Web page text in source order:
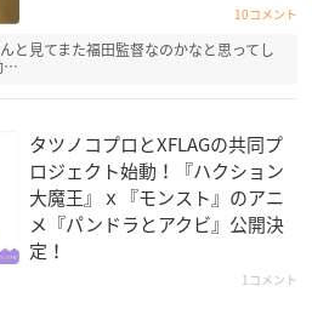
10コメント
と見てまた福田監督なのかなと思ってし
…
タツノコプロとXFLAGの共同プ
ロジェクト始動！『ハクション
大魔王』ｘ『モンスト』のアニ
メ『パンドラとアクビ』公開決
定！
1コメント